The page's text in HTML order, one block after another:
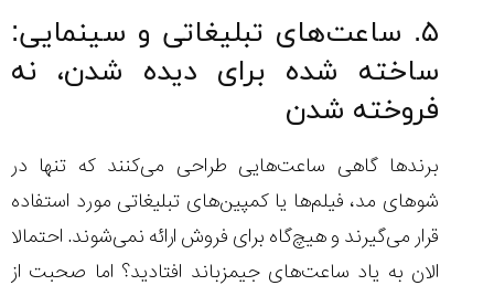
۵. ساعت‌های تبلیغاتی و سینمایی:
ساخته شده برای دیده شدن، نه
فروخته شدن
برندها گاهی ساعت‌هایی طراحی می‌کنند که تنها در
شوهای مد، فیلم‌ها یا کمپین‌های تبلیغاتی مورد استفاده
قرار می‌گیرند و هیچ‌گاه برای فروش ارائه نمی‌شوند. احتمالا
الان به یاد ساعت‌های جیمزباند افتادید؟ اما صحبت از